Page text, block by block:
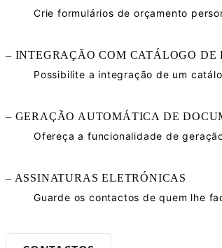
Crie formulários de orçamento
– INTEGRAÇÃO COM CATÁLOGO DE
Possibilite a integração de um
– GERAÇÃO AUTOMÁTICA DE
Ofereça a funcionalidade de
– ASSINATURAS ELETRÓNICAS
Guarde os contactos de quem lhe